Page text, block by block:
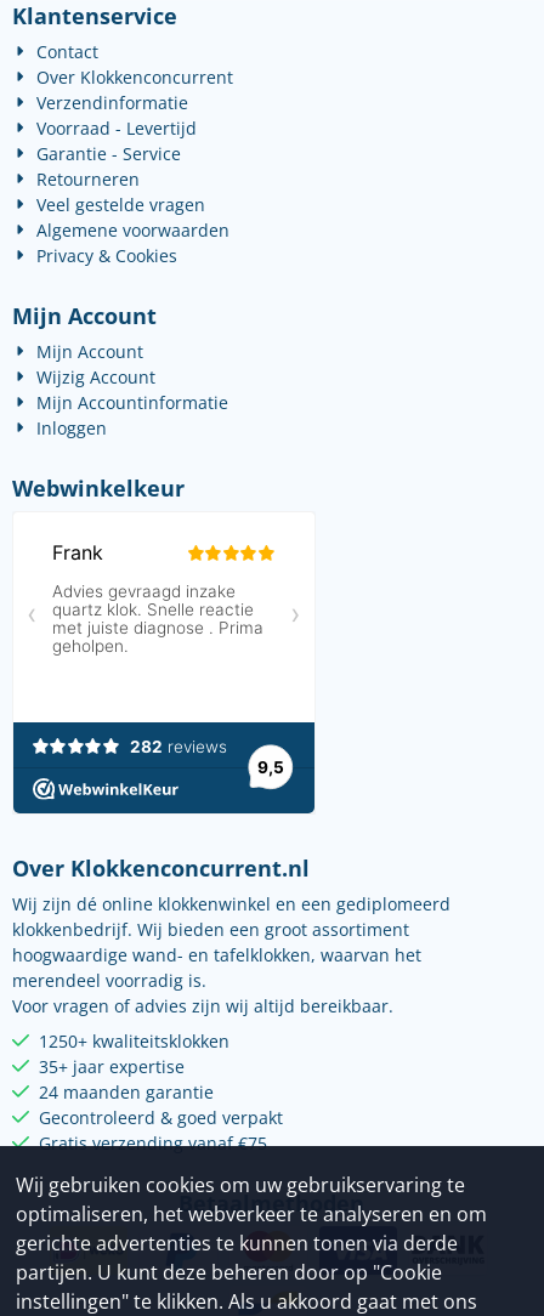
Klantenservice
Contact
Over Klokkenconcurrent
Verzendinformatie
Voorraad - Levertijd
Garantie - Service
Retourneren
Veel gestelde vragen
Algemene voorwaarden
Privacy & Cookies
Mijn Account
Mijn Account
Wijzig Account
Mijn Accountinformatie
Inloggen
Webwinkelkeur
Over Klokkenconcurrent.nl
Wij zijn dé online klokkenwinkel en een gediplomeerd
klokkenbedrijf. Wij bieden een groot assortiment
hoogwaardige wand- en tafelklokken, waarvan het
merendeel voorradig is.
Voor vragen of advies zijn wij altijd bereikbaar.
1250+ kwaliteitsklokken
35+ jaar expertise
24 maanden garantie
Gecontroleerd & goed verpakt
Gratis verzending vanaf €75
Betaalmethoden
Wij gebruiken cookies om uw gebruikservaring te
optimaliseren, het webverkeer te analyseren en om
gerichte advertenties te kunnen tonen via derde
partijen. U kunt deze beheren door op "Cookie
instellingen" te klikken. Als u akkoord gaat met ons